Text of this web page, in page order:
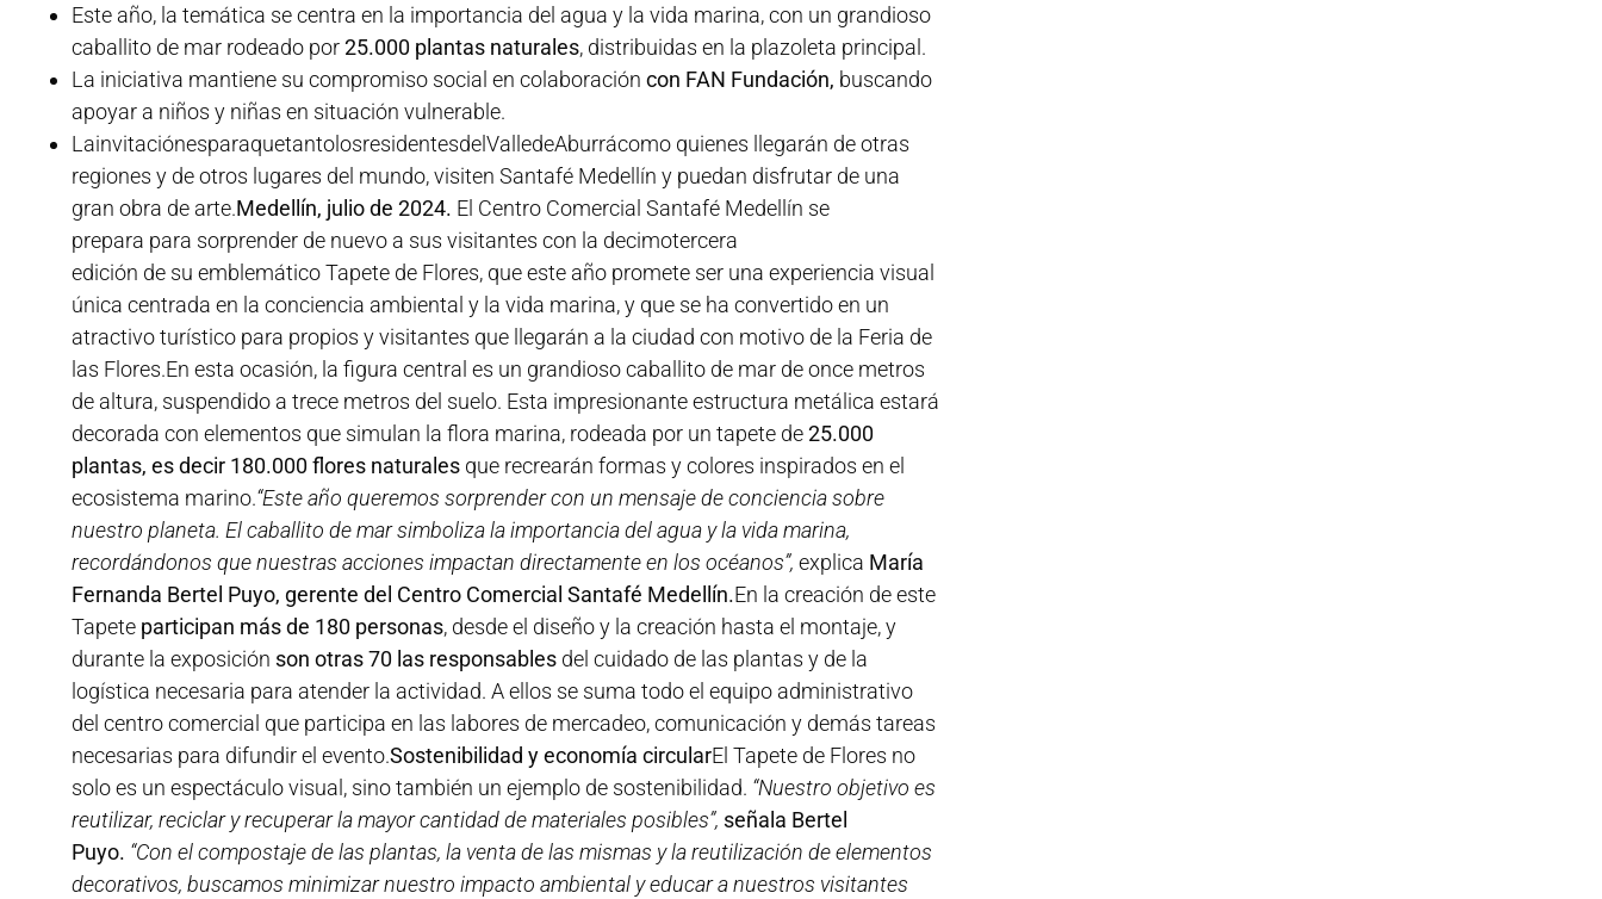
Este año, la temática se centra en la importancia del agua y la vida marina, con un grandioso
caballito de mar rodeado por25.000 plantas naturales, distribuidas en la plazoleta principal.
La iniciativa mantiene su compromiso social en colaboración con FAN Fundación, buscando
apoyar a niños y niñas en situación vulnerable.
LainvitaciónesparaquetantolosresidentesdelValledeAburrácomo quienes llegarán de otras
regiones y de otros lugares del mundo, visiten Santafé Medellín y puedan disfrutar de una
gran obra de arte.Medellín, julio de 2024. El Centro Comercial Santafé Medellín se
prepara para sorprender de nuevo a sus visitantes con la decimotercera
edición de su emblemático Tapete de Flores, que este año promete ser una experiencia visual
única centrada en la conciencia ambiental y la vida marina, y que se ha convertido en un
atractivo turístico para propios y visitantes que llegarán a la ciudad con motivo de la Feria de
las Flores.En esta ocasión, la figura central es un grandioso caballito de mar de once metros
de altura, suspendido a trece metros del suelo. Esta impresionante estructura metálica estará
decorada con elementos que simulan la flora marina, rodeada por un tapete de25.000
plantas, es decir 180.000 flores naturales que recrearán formas y colores inspirados en el
ecosistema marino.“Este año queremos sorprender con un mensaje de conciencia sobre
nuestro planeta. El caballito de mar simboliza la importancia del agua y la vida marina,
recordándonos que nuestras acciones impactan directamente en los océanos”, explica María
Fernanda Bertel Puyo, gerente del Centro Comercial Santafé Medellín.En la creación de este
Tapete participan más de 180 personas, desde el diseño y la creación hasta el montaje, y
durante la exposición son otras 70 las responsables del cuidado de las plantas y de la
logística necesaria para atender la actividad. A ellos se suma todo el equipo administrativo
del centro comercial que participa en las labores de mercadeo, comunicación y demás tareas
necesarias para difundir el evento.Sostenibilidad y economía circularEl Tapete de Flores no
solo es un espectáculo visual, sino también un ejemplo de sostenibilidad. “Nuestro objetivo es
reutilizar, reciclar y recuperar la mayor cantidad de materiales posibles”, señala Bertel
Puyo. “Con el compostaje de las plantas, la venta de las mismas y la reutilización de elementos
decorativos, buscamos minimizar nuestro impacto ambiental y educar a nuestros visitantes